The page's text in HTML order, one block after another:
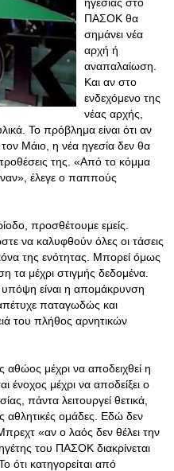
ΠΑΣΟΚ θα
σημάνει νέα
αρχή ή
αναπαλαίωση.
Και αν στο
ενδεχόμενο της
νέας αρχής,
Το πρόβλημα είναι ότι αν
τον Μάιο, η νέα ηγεσία δεν θα
προθέσεις της. «Από το κόμμα
έλεγε ο παππούς
προσθέτουμε εμείς.
να καλυφθούν όλες οι τάσεις
της ενότητας. Μπορεί όμως
τα μέχρι στιγμής δεδομένα.
υπόψη είναι η απομάκρυνση
παταγωδώς και
του πλήθος αρνητικών
αθώος μέχρι να αποδειχθεί η
ένοχος μέχρι να αποδείξει ο
πάντα λειτουργεί θετικά,
αθλητικές ομάδες. Εδώ δεν
«αν ο λαός δεν θέλει την
του ΠΑΣΟΚ διακρίνεται
ότι κατηγορείται από